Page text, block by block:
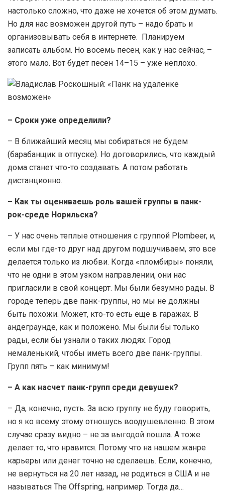
настолько сложно, что даже не хочется об этом думать.
Но для нас возможен другой путь – надо брать и
организовывать себя в интернете. Планируем
записать альбом. Но восемь песен, как у нас сейчас, –
этого мало. Вот будет песен 14–15 – уже неплохо.
– Сроки уже определили?
– В ближайший месяц мы собираться не будем
(барабанщик в отпуске). Но договорились, что каждый
дома станет что-то создавать. А потом работать
дистанционно.
– Как ты оцениваешь роль вашей группы в панк-
рок-среде Норильска?
– У нас очень теплые отношения с группой Plombeer, и,
если мы где-то друг над другом подшучиваем, это все
делается только из любви. Когда «пломбиры» поняли,
что не одни в этом узком направлении, они нас
пригласили в свой концерт. Мы были безумно рады. В
городе теперь две панк-группы, но мы не должны
быть похожи. Может, кто-то есть еще в гаражах. В
андеграунде, как и положено. Мы были бы только
рады, если бы узнали о таких людях. Город
немаленький, чтобы иметь всего две панк-группы.
Групп пять – как минимум!
– А как насчет панк-групп среди девушек?
– Да, конечно, пусть. За всю группу не буду говорить,
но я ко всему этому отношусь воодушевленно. В этом
случае сразу видно – не за выгодой пошла. А тоже
делает то, что нравится. Потому что на нашем жанре
карьеры или денег точно не сделаешь. Если, конечно,
не вернуться на 20 лет назад, не родиться в США и не
называться The Offspring, например. Тогда да…